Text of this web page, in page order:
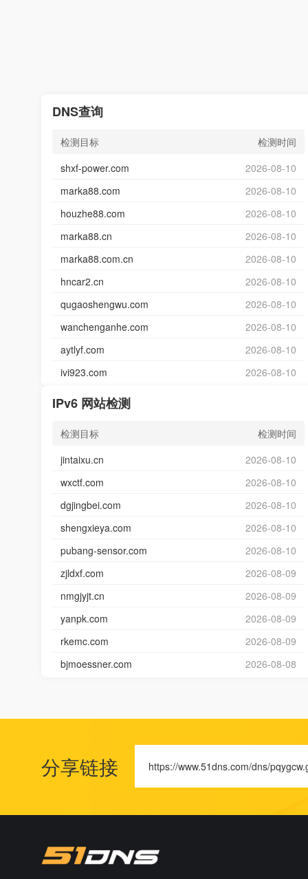
DNS查询
检测目标
检测时间
shxf-power.com
2026-08-10
marka88.com
2026-08-10
houzhe88.com
2026-08-10
marka88.cn
2026-08-10
marka88.com.cn
2026-08-10
hncar2.cn
2026-08-10
qugaoshengwu.com
2026-08-10
wanchenganhe.com
2026-08-10
aytlyf.com
2026-08-10
ivi923.com
2026-08-10
IPv6 网站检测
检测目标
检测时间
jintaixu.cn
2026-08-10
wxctf.com
2026-08-10
dgjingbei.com
2026-08-10
shengxieya.com
2026-08-10
pubang-sensor.com
2026-08-10
zjldxf.com
2026-08-09
nmgjyjt.cn
2026-08-09
yanpk.com
2026-08-09
rkemc.com
2026-08-09
bjmoessner.com
2026-08-08
分享链接 https://www.51dns.com/dns/